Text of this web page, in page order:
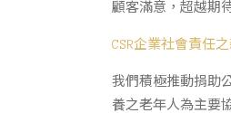
顧客滿意，超越期
CSR企業社會責任
我們積極推動捐助
養之老年人為主要